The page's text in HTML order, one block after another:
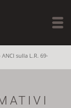
sulla L.R. 69-